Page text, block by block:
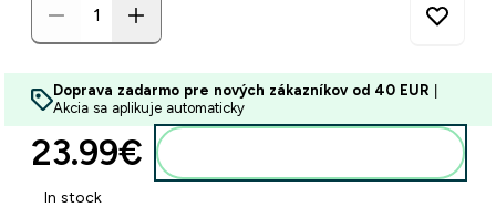
Doprava zadarmo pre nových zákazníkov od 40 EUR
Akcia sa aplikuje automaticky
23.99€‎
In stock